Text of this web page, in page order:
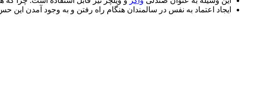
ایجاد اعتماد به نفس در سالمندان هنگام راه رفتن و به وجود آمدن این